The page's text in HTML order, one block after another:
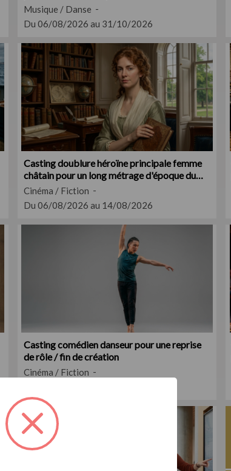
Musique / Danse
Du 06/08/2026 au 31/10/2026
Casting doublure héroïne principale femme
châtain pour un long métrage d'époque du
XVIIIe siècle
Cinéma / Fiction
Du 06/08/2026 au 14/08/2026
Casting comédien danseur pour une reprise
de rôle / fin de création
Cinéma / Fiction
Exclu
Casting